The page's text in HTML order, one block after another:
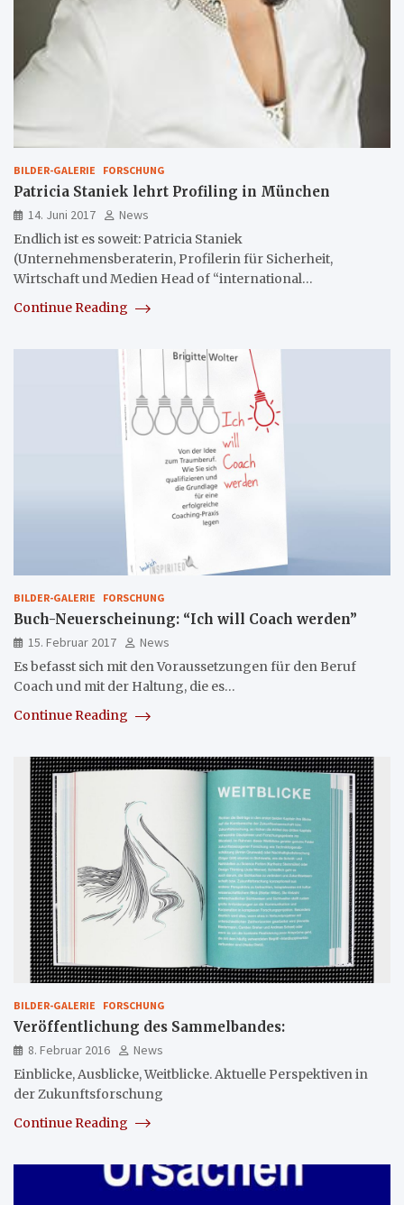
BILDER-GALERIE FORSCHUNG
Patricia Staniek lehrt Profiling in München
14. Juni 2017
News
Endlich ist es soweit: Patricia Staniek
(Unternehmensberaterin, Profilerin für Sicherheit,
Wirtschaft und Medien Head of “international…
Continue Reading
BILDER-GALERIE FORSCHUNG
Buch-Neuerscheinung: “Ich will Coach werden”
15. Februar 2017
News
Es befasst sich mit den Voraussetzungen für den Beruf
Coach und mit der Haltung, die es…
Continue Reading
BILDER-GALERIE FORSCHUNG
Veröffentlichung des Sammelbandes:
8. Februar 2016
News
Einblicke, Ausblicke, Weitblicke. Aktuelle Perspektiven in
der Zukunftsforschung
Continue Reading